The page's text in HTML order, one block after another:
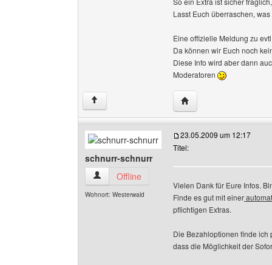
Lasst Euch überraschen,
Eine offizielle Meldung zu
Da können wir Euch noch
Diese Info wird aber dann
Moderatoren
↑ Website dieses
schnurr-schnurr
schnurr-schnurr Benutzer-Profile anzeigen
Offline
Wohnort: Westerwald
23.05.2009 um 12:17
Titel:
Vielen Dank für Eure Infos.
Finde es gut mit einer
pflichtigen Extras.
Die Bezahloptionen finde
dass die Möglichkeit der